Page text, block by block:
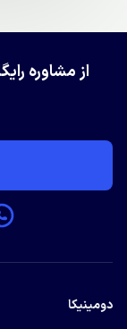
از مشاوره
دومینیکا